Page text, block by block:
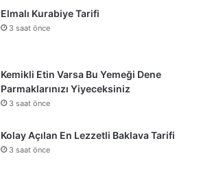
Elmalı Kurabiye Tarifi
3 saat önce
Kemikli Etin Varsa Bu Yemeği Dene
Parmaklarınızı Yiyeceksiniz
3 saat önce
Kolay Açılan En Lezzetli Baklava Tarifi
3 saat önce